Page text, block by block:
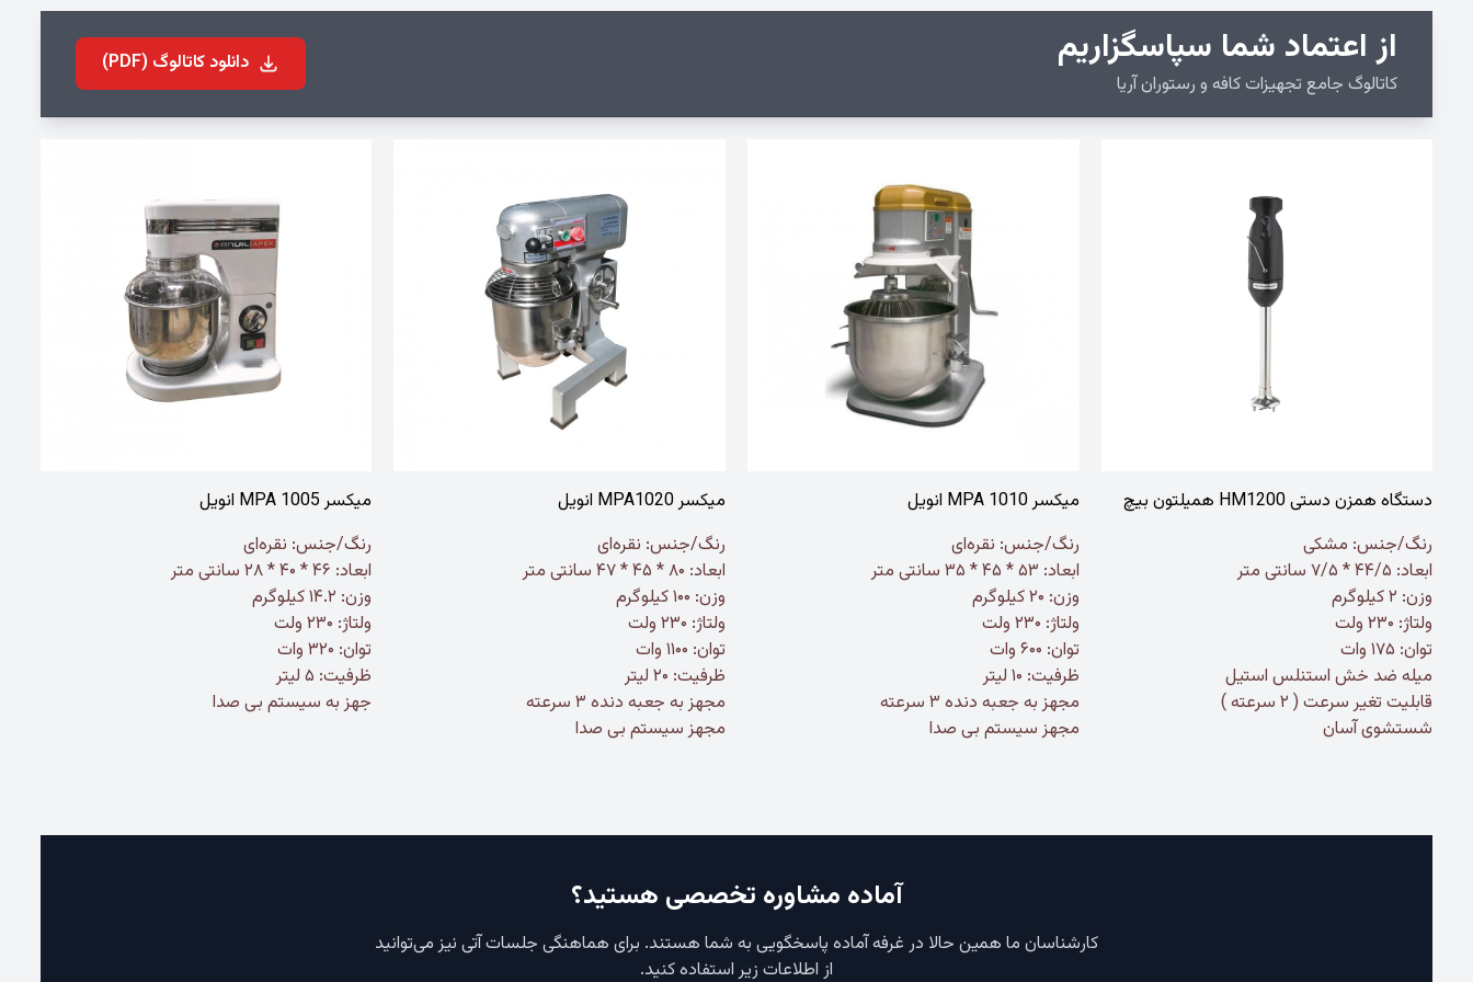
از اعتماد شما سپاسگزاریم
کاتالوگ جامع تجهیزات کافه و رستوران آریا
دانلود کاتالوگ (PDF)
دستگاه همزن دستی HM1200 همیلتون بیچ
رنگ/جنس: مشکی
ابعاد: ۴۴/۵ * ۷/۵ سانتی متر
وزن: ۲ کیلوگرم
ولتاژ: ۲۳۰ ولت
توان: ۱۷۵ وات
میله ضد خش استنلس استیل
قابلیت تغیر سرعت ( ۲ سرعته )
شستشوی آسان
میکسر MPA 1010 انویل
رنگ/جنس: نقره‌ای
ابعاد: ۵۳ * ۴۵ * ۳۵ سانتی متر
وزن: ۲۰ کیلوگرم
ولتاژ: ۲۳۰ ولت
توان: ۶۰۰ وات
ظرفیت: ۱۰ لیتر
مجهز به جعبه دنده ۳ سرعته
مجهز سیستم بی صدا
میکسر MPA1020 انویل
رنگ/جنس: نقره‌ای
ابعاد: ۸۰ * ۴۵ * ۴۷ سانتی متر
وزن: ۱۰۰ کیلوگرم
ولتاژ: ۲۳۰ ولت
توان: ۱۱۰۰ وات
ظرفیت: ۲۰ لیتر
مجهز به جعبه دنده ۳ سرعته
مجهز سیستم بی صدا
میکسر MPA 1005 انویل
رنگ/جنس: نقره‌ای
ابعاد: ۴۶ * ۴۰ * ۲۸ سانتی متر
وزن: ۱۴.۲ کیلوگرم
ولتاژ: ۲۳۰ ولت
توان: ۳۲۰ وات
ظرفیت: ۵ لیتر
جهز به سیستم بی صدا
آماده مشاوره تخصصی هستید؟
کارشناسان ما همین حالا در غرفه آماده پاسخگویی به شما هستند. برای هماهنگی جلسات آتی نیز می‌توانید
از اطلاعات زیر استفاده کنید.